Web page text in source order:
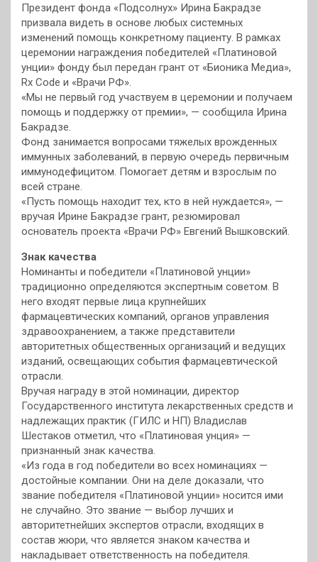
Президент фонда «Подсолнух» Ирина Бакрадзе
призвала видеть в основе любых системных
изменений помощь конкретному пациенту. В рамках
церемонии награждения победителей «Платиновой
унции» фонду был передан грант от «Бионика Медиа»,
Rх Code и «Врачи РФ».
«Мы не первый год участвуем в церемонии и получаем
помощь и поддержку от премии», — сообщила Ирина
Бакрадзе.
Фонд занимается вопросами тяжелых врожденных
иммунных заболеваний, в первую очередь первичным
иммунодефицитом. Помогает детям и взрослым по
всей стране.
«Пусть помощь находит тех, кто в ней нуждается», —
вручая Ирине Бакрадзе грант, резюмировал
основатель проекта «Врачи РФ» Евгений Вышковский.
Знак качества
Номинанты и победители «Платиновой унции»
традиционно определяются экспертным советом. В
него входят первые лица крупнейших
фармацевтических компаний, органов управления
здравоохранением, а также представители
авторитетных общественных организаций и ведущих
изданий, освещающих события фармацевтической
отрасли.
Вручая награду в этой номинации, директор
Государственного института лекарственных средств и
надлежащих практик (ГИЛС и НП) Владислав
Шестаков отметил, что «Платиновая унция» —
признанный знак качества.
«Из года в год победители во всех номинациях —
достойные компании. Они на деле доказали, что
звание победителя «Платиновой унции» носится ими
не случайно. Это звание — выбор лучших и
авторитетнейших экспертов отрасли, входящих в
состав жюри, что является знаком качества и
накладывает ответственность на победителя.